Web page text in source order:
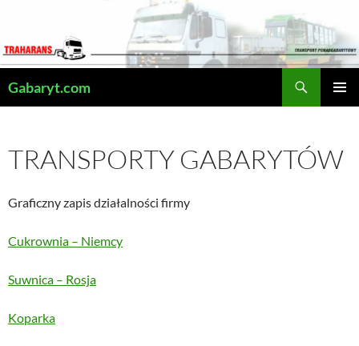
treści
Gabaryt.com
TRANSPORTY GABARYTÓW
Graficzny zapis działalności firmy
Cukrownia – Niemcy
Suwnica – Rosja
Koparka